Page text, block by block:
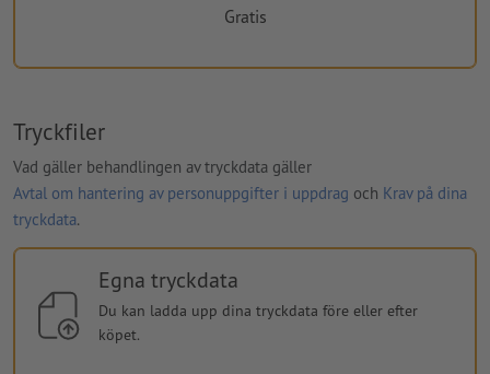
Gratis
Tryckfiler
Vad gäller behandlingen av tryckdata gäller
Avtal om hantering av personuppgifter i uppdrag och Krav på dina
tryckdata.
Egna tryckdata
Du kan ladda upp dina tryckdata före eller efter
köpet.